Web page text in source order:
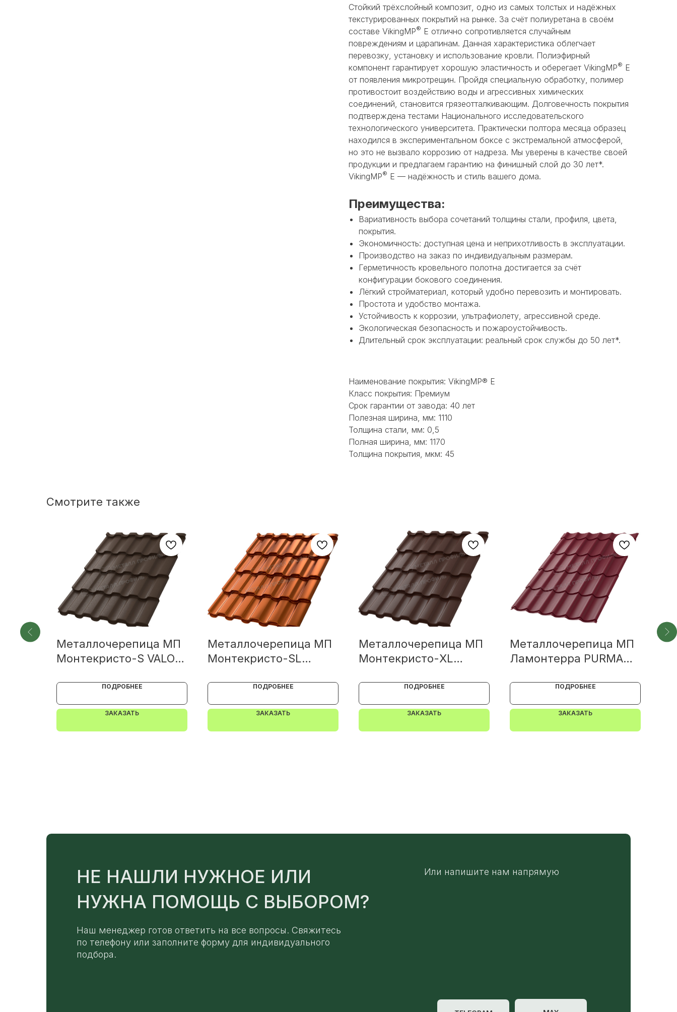
Стойкий трёхслойный композит, одно из самых толстых и надёжных
текстурированных покрытий на рынке. За счёт полиуретана в своём
составе VikingMP® E отлично сопротивляется случайным
повреждениям и царапинам. Данная характеристика облегчает
перевозку, установку и использование кровли. Полиэфирный
компонент гарантирует хорошую эластичность и оберегает VikingMP® E
от появления микротрещин. Пройдя специальную обработку, полимер
противостоит воздействию воды и агрессивных химических
соединений, становится грязеотталкивающим. Долговечность покрытия
подтверждена тестами Национального исследовательского
технологического университета. Практически полтора месяца образец
находился в экспериментальном боксе с экстремальной атмосферой,
но это не вызвало коррозию от надреза. Мы уверены в качестве своей
продукции и предлагаем гарантию на финишный слой до 30 лет*.
VikingMP® E — надёжность и стиль вашего дома.
Преимущества:
Вариативность выбора сочетаний толщины стали, профиля, цвета,
покрытия.
Экономичность: доступная цена и неприхотливость в эксплуатации.
Производство на заказ по индивидуальным размерам.
Герметичность кровельного полотна достигается за счёт
конфигурации бокового соединения.
Лёгкий стройматериал, который удобно перевозить и монтировать.
Простота и удобство монтажа.
Устойчивость к коррозии, ультрафиолету, агрессивной среде.
Экологическая безопасность и пожароустойчивость.
Длительный срок эксплуатации: реальный срок службы до 50 лет*.
Наименование покрытия: VikingMP® E
Класс покрытия: Премиум
Срок гарантии от завода: 40 лет
Полезная ширина, мм: 1110
Толщина стали, мм: 0,5
Полная ширина, мм: 1170
Толщина покрытия, мкм: 45
Смотрите также
Металлочерепица МП
Монтекристо-S VALORI
ПОДРОБНЕЕ
ЗАКАЗАТЬ
Металлочерепица МП
Монтекристо-SL
ПОДРОБНЕЕ
ЗАКАЗАТЬ
Металлочерепица МП
Монтекристо-XL
ПОДРОБНЕЕ
ЗАКАЗАТЬ
Металлочерепица МП
Ламонтерра PURMAN
ПОДРОБНЕЕ
ЗАКАЗАТЬ
НЕ НАШЛИ НУЖНОЕ ИЛИ
НУЖНА ПОМОЩЬ С ВЫБОРОМ?
Или напишите нам напрямую
Наш менеджер готов ответить на все вопросы. Свяжитесь
по телефону или заполните форму для индивидуального
подбора.